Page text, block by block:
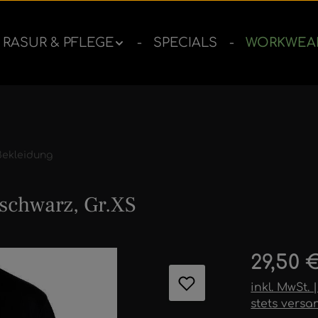
RASUR & PFLEGE SPECIALS
Gr.XS
Regulärer
29,50
inkl.
stets